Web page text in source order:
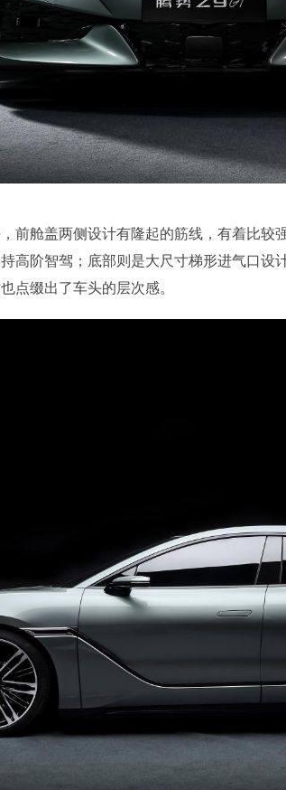
前舱盖两侧设计有隆起的筋线，有着比较
高阶智驾；底部则是大尺寸梯形进气口设
点缀出了车头的层次感。